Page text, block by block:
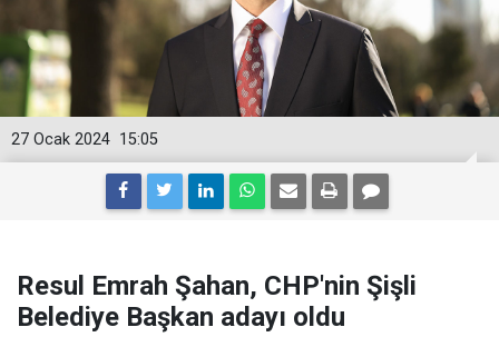
15:05
27 Ocak 2024
Resul Emrah Şahan, CHP'nin Şişli
Belediye Başkan adayı oldu